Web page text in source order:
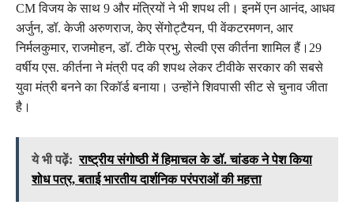
CM विजय के साथ 9 और मंत्रियों ने भी शपथ ली। इनमें एन आनंद, आधव
अर्जुन, डॉ. केजी अरुणराज, केए सेंगोट्टैयन, पी वेंकटरमणन, आर
निर्मलकुमार, राजमोहन, डॉ. टीके प्रभु, सेल्वी एस कीर्तना शामिल हैं।29
वर्षीय एस. कीर्तना ने मंत्री पद की शपथ लेकर टीवीके सरकार की सबसे
युवा मंत्री बनने का रिकॉर्ड बनाया। उन्होंने शिवपासी सीट से चुनाव जीता
है।
ये भी पढ़ें: राष्ट्रीय संगोष्ठी में हिमाचल के डॉ. चांडक ने पेश किया
शोध पत्र, बताई भारतीय दार्शनिक परंपराओं की महत्ता